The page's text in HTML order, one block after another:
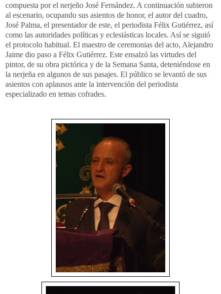
compuesta por el nerjeño José Fernández. A continuación subieron
al escenario, ocupando sus asientos de honor, el autor del cuadro,
José Palma, el presentador de este, el periodista Félix Gutiérrez, así
como las autoridades políticas y eclesiásticas locales. Así se siguió
el protocolo habitual. El maestro de ceremonias del acto, Alejandro
Jaime dio paso a Félix Gutiérrez. Este ensalzó las virtudes del
pintor, de su obra pictórica y de la Semana Santa, deteniéndose en
la nerjeña en algunos de sus pasajes. El público se levantó de sus
asientos con aplausos ante la intervención del periodista
especializado en temas cofrades.